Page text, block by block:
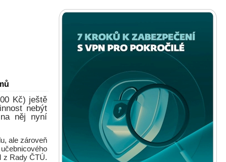
Kč) ještě
nebýt
něj nyní
ale zároveň
z Rady ČTÚ.